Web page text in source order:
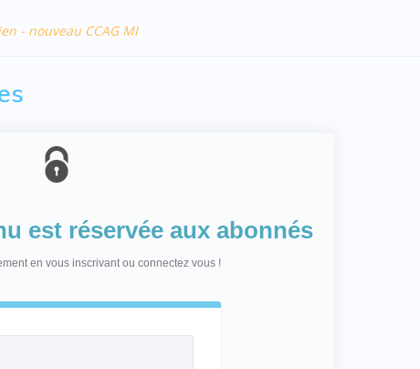
- nouveau CCAG MI
est réservée aux abonnés
en vous inscrivant ou connectez vous !